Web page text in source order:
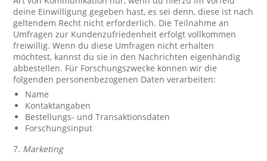
deine Einwilligung gegeben hast, es sei denn, diese ist nach
geltendem Recht nicht erforderlich. Die Teilnahme an
Umfragen zur Kundenzufriedenheit erfolgt vollkommen
freiwillig. Wenn du diese Umfragen nicht erhalten
möchtest, kannst du sie in den Nachrichten eigenhändig
abbestellen. Für Forschungszwecke können wir die
folgenden personenbezogenen Daten verarbeiten:
Name
Kontaktangaben
Bestellungs- und Transaktionsdaten
Forschungsinput
7. Marketing